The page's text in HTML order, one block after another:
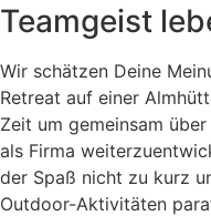
Teamgeist
Wir schätzen Deine
Retreat auf einer
Zeit um gemeinsam
als Firma
der Spaß nicht zu kurz
Outdoor-Aktivitäten